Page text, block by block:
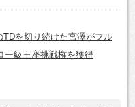
TDを切り続けた宮澤がフル
ー級王座挑戦権を獲得